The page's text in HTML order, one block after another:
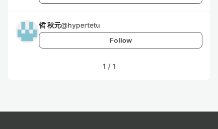
哲 秋元@hypertetu
Follow
1 / 1